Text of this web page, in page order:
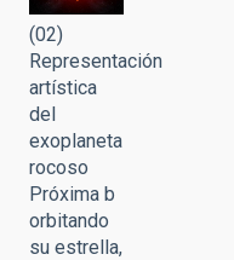
(02)
Representación
artística
del
exoplaneta
rocoso
Próxima b
orbitando
su estrella,